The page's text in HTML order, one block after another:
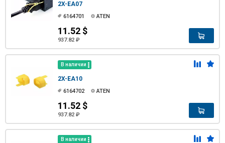
2X-EA07
6164701 ATEN
11.52 $
937.82 ₽
В наличии
2X-EA10
6164702 ATEN
11.52 $
937.82 ₽
В наличии